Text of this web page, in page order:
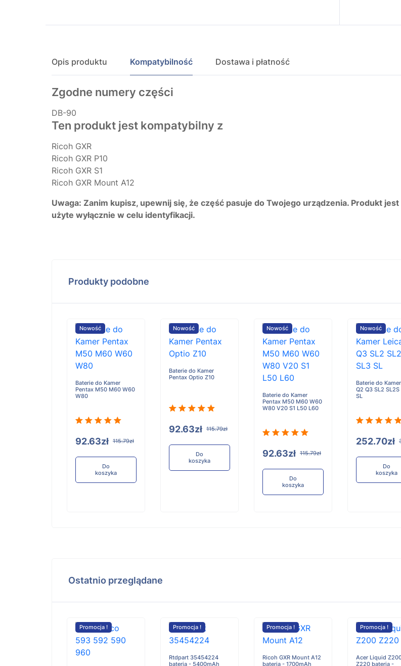
Opis produktu Kompatybilność Dostawa i płatność
Zgodne numery części
DB-90
Ten produkt jest kompatybilny z
Ricoh GXR
Ricoh GXR P10
Ricoh GXR S1
Ricoh GXR Mount A12
Uwaga: Zanim kupisz, upewnij się, że część pasuje do Twojego urządzenia. Produkt
użyte wyłącznie w celu identyfikacji.
Produkty podobne
Nowość
Baterie do Kamer
Pentax M50 M60 W60
W80
92.63zł 115.79zł
Do
koszyka
Nowość
Baterie do Kamer
Pentax Optio Z10
92.63zł 115.79zł
Do
koszyka
Nowość
Baterie do Kamer
Pentax M50 M60 W60
W80 V20 S1 L50 L60
92.63zł 115.79zł
Do
koszyka
Nowość
Baterie do
Q2 Q3 SL2 SL2S
SL
252.70zł
Do
koszyka
Ostatnio przeglądane
Promocja ! Promocja !
Rtdpart 35454224
bateria - 5400mAh
Promocja !
Ricoh GXR Mount A12
bateria - 1700mAh
Promocja !
Acer Liquid
Z220 bateria -